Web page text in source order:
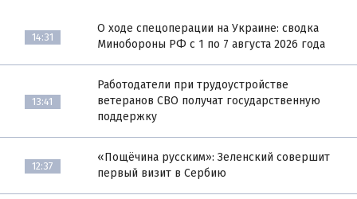
14:31
О ходе спецоперации на Украине: сводка
Минобороны РФ с 1 по 7 августа 2026 года
13:41
Работодатели при трудоустройстве
ветеранов СВО получат государственную
поддержку
12:37
«Пощёчина русским»: Зеленский совершит
первый визит в Сербию